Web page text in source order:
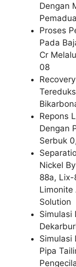
Dengan
Proses
Pada
Cr
08
Repons
Dengan
Serbuk
Nickel
88a, Lix-
Limonite
Solution
Simulasi
Simulasi
Pipa